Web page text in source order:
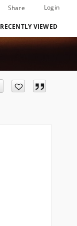
Share Login
RECENTLY VIEWED